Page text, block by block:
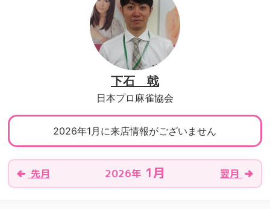
下石 戟
日本プロ麻雀協会
2026年1月に来店情報がございません
先月 2026年 1月 翌月